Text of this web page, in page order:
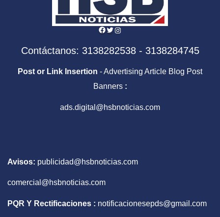
Facebook
Twitter
Instagram
Contáctanos: 3138282538 - 3138284745
Post or Link Insertion - Advertising Article Blog Post
Banners :
ads.digital@hsbnoticias.com
Avisos: publicidad@hsbnoticias.com
comercial@hsbnoticias.com
PQR Y Rectificaciones : notificacionesepds@gmail.com